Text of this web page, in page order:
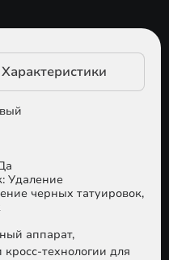
Удаление
черных татуировок,
аппарат,
технологии для